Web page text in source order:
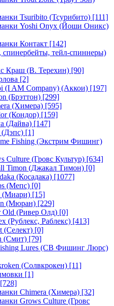
Tsuribito (Тсурибито) [111]
Yoshi Onyx (Йоши Оникс)
Контакт [142]
тейл-спиннеры)
Краш (В. Терехин) [90]
[2]
(I AM Company) (Аккои) [197]
(Брэттон) [299]
(Химера) [595]
(Кондор) [159]
(Дайва) [147]
(Дэпс) [1]
Fishing (Экстрим Фишинг)
Culture (Гровс Культур) [634]
Timon (Джакал Тимон) [0]
(Косадака) [1077]
(Мепс) [0]
(Миари) [15]
(Мюран) [229]
Old (Ривер Олд) [0]
(Рублекс, Раблекс) [413]
(Селект) [0]
(Смит) [79]
Lures (СВ Фишинг Люрс)
(Солвкрокен) [11]
[1]
[728]
Chimera (Химера) [32]
Grows Culture (Гровс